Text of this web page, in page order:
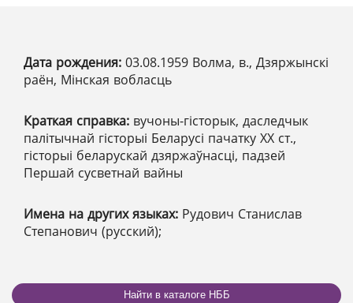
Дата рождения: 03.08.1959 Волма, в., Дзяржынскі
раён, Мінская вобласць
Краткая справка: вучоны-гісторык, даследчык
палітычнай гісторыі Беларусі пачатку ХХ ст.,
гісторыі беларускай дзяржаўнасці, падзей
Першай сусветнай вайны
Имена на других языках: Рудович Станислав
Степанович (русский);
Найти в каталоге НББ